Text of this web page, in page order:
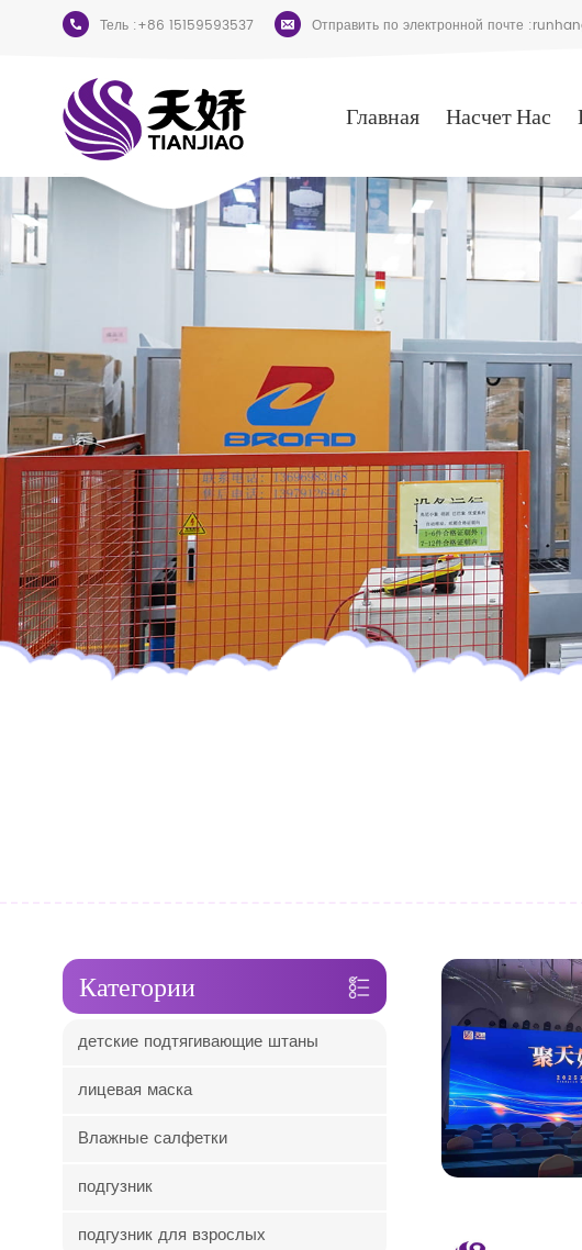
Тель :+86 15159593537 Отправить по электронной почте :
Главная Насчет Нас
Категории
детские подтягивающие штаны
лицевая маска
Влажные салфетки
подгузник
подгузник для взрослых